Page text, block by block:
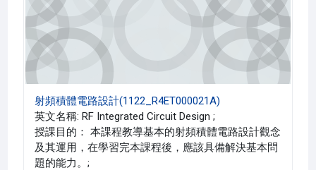
射頻積體電路設計(1122_R4ET000021A)
英文名稱: RF Integrated Circuit Design ;
授課目的： 本課程教導基本的射頻積體電路設計觀念
及其運用，在學習完本課程後，應該具備解決基本問
題的能力。;